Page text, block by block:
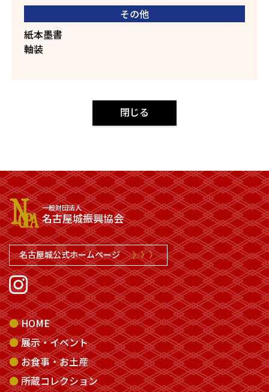
その他
紙本墨書
軸装
閉じる
一般財団法人
名古屋城振興協会
名古屋城公式ホームページ 〉〉〉
HOME
展示・イベント
お食事・お土産
所蔵コレクション